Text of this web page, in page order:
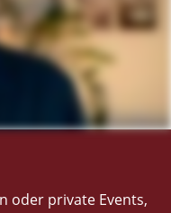
oder private Events,